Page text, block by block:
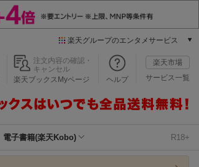
楽天グループのエンタメサービス
本/ゲーム/CD/DVD
楽天ブックス
楽天Kobo
注文内容の確認・
キャンセル
楽天ブックスMyページ
ヘルプ
楽天市場
サービス一覧
電子書籍(楽天Kobo) R18+